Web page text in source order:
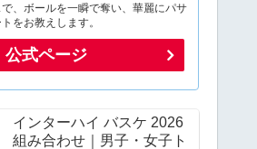
、ボールを一瞬で奪い、華麗にパサ
をお教えします。
公式ページ
インターハイ バスケ 2026
組み合わせ｜男子・女子ト